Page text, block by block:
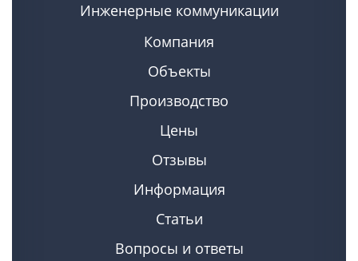
Инженерные коммуникации
Компания
Объекты
Производство
Цены
Отзывы
Информация
Статьи
Вопросы и ответы